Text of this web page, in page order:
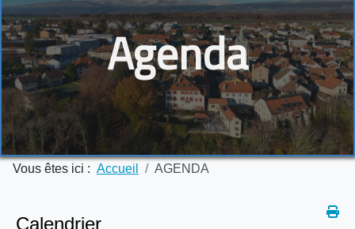
Agenda
Vous êtes ici : Accueil AGENDA
Calendrier